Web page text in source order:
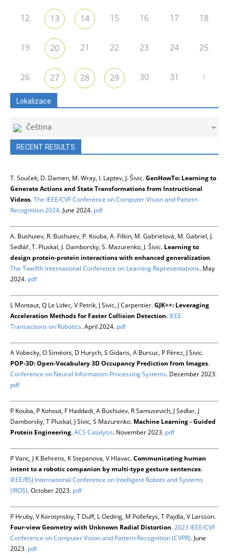
12 13 14 15 16 17 18
19 20 21 22 23 24 25
26 27 28 29 30 31 1
Lokalizace
Čeština
RECENT RESULTS
T. Souček, D. Damen, M. Wray, I. Laptev, J. Šivic.GenHowTo: Learning to
Generate Actions and State Transformations from Instructional
Videos.The IEEE/CVF Conference on Computer Vision and Pattern
Recognition 2024. June 2024. pdf
A. Bushuiev, R. Bushuiev, P. Kouba, A. Filkin, M. Gabrielová, M. Gabriel, J.
Sedlář, T. Pluskal, J. Damborsky, S. Mazurenko, J. Šivic. Learning to
design protein-protein interactions with enhanced generalization.
The Twelfth International Conference on Learning Representations. May
2024. pdf
L Montaut, Q Le Lidec, V Petrik, J Sivic, J Carpentier.GJK++: Leveraging
Acceleration Methods for Faster Collision Detection. IEEE
Transactions on Robotics. April 2024. pdf
A Vobecky, O Siméoni, D Hurych, S Gidaris, A Bursuc, P Pérez, J Sivic.
POP-3D: Open-Vocabulary 3D Occupancy Prediction from Images.
Conference on Neural Information Processing Systems. December 2023.
pdf
P Kouba, P Kohout, F Haddadi, A Bushuiev, R Samusevich, J Sedlar, J
Damborsky, T Pluskal, J Sivic, S Mazurenko. Machine Learning - Guided
Protein Engineering.ACS Catalysis. November 2023. pdf
P Vanc, J K Behrens, K Stepanova, V Hlavac.Communicating human
intent to a robotic companion by multi-type gesture sentences.
IEEE/RSJ International Conference on Intelligent Robots and Systems
(IROS). October 2023. pdf
P Hruby, V Korotynskiy, T Duff, L Oeding, M Pollefeys, T Pajdla, V Larsson.
Four-view Geometry with Unknown Radial Distortion.2023 IEEE/CVF
Conference on Computer Vision and Pattern Recognition (CVPR). June
2023. pdf